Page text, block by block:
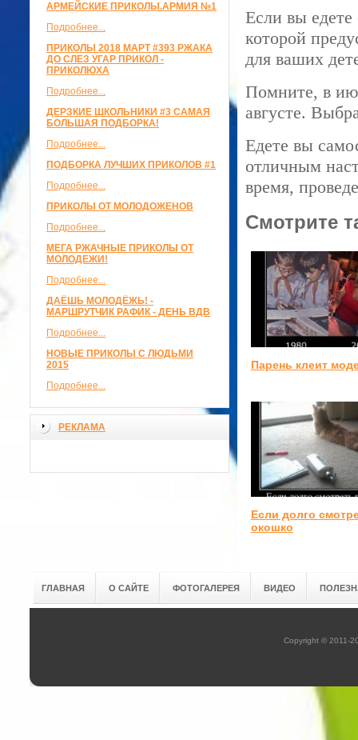
АРМЕЙСКИЕ ПРИКОЛЫ.АРМИЯ №1
Подробнее...
ПРИКОЛЫ 2018 МАРТ #393 РЖАКА
ДО СЛЕЗ УГАР ПРИКОЛ -
ПРИКОЛЮХА
Подробнее...
ДЕРЗКИЕ ШКОЛЬНИКИ #3 САМАЯ
БОЛЬШАЯ ПОДБОРКА!
Подробнее...
ПОДБОРКА ЛУЧШИХ ПРИКОЛОВ #1
Подробнее...
ПРИКОЛЫ ОТ МОЛОДОЖЕНОВ
Подробнее...
МЕГА РЖАЧНЫЕ ПРИКОЛЫ ОТ
МОЛОДЕЖИ!
Подробнее...
ДАЁШЬ МОЛОДЁЖЬ! -
МАРШРУТЧИК РАФИК - ДЕНЬ ВДВ
Подробнее...
НОВЫЕ ПРИКОЛЫ С ЛЮДЬМИ
2015
Подробнее...
РЕКЛАМА
Если вы
которой
для ваших
Помните, в
августе.
Едете вы
отличным
время,
Смотрите
Парень клеит
Если долго
окошко
ГЛАВНАЯ О САЙТЕ ФОТОГАЛЕРЕЯ ВИДЕО
Copyright © 2011-